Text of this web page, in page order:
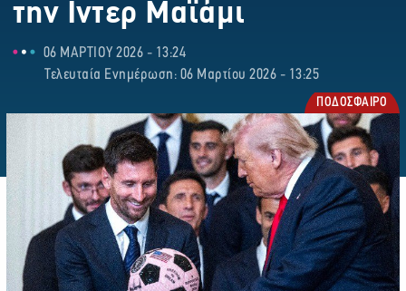
την Ιντερ Μαϊάμι
06 ΜΑΡΤΙΟΥ 2026 - 13:24
Τελευταία Ενημέρωση: 06 Μαρτίου 2026 - 13:25
ΠΟΔΟΣΦΑΙΡΟ